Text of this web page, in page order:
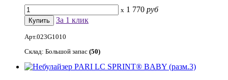
x 1 770 руб
За 1 клик
Арт.023G1010
Склад: Большой запас (50)